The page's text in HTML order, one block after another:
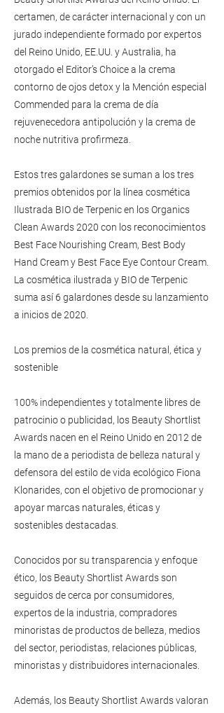
certamen, de carácter internacional y con un
jurado independiente formado por expertos
del Reino Unido, EE.UU. y Australia, ha
otorgado el Editor’s Choice a la crema
contorno de ojos detox y la Mención especial
Commended para la crema de día
rejuvenecedora antipolución y la crema de
noche nutritiva profirmeza.
Estos tres galardones se suman a los tres
premios obtenidos por la línea cosmética
Ilustrada BIO de Terpenic en los Organics
Clean Awards 2020 con los reconocimientos
Best Face Nourishing Cream, Best Body
Hand Cream y Best Face Eye Contour Cream.
La cosmética ilustrada y BIO de Terpenic
suma así 6 galardones desde su lanzamiento
a inicios de 2020.
Los premios de la cosmética natural, ética y
sostenible
100% independientes y totalmente libres de
patrocinio o publicidad, los Beauty Shortlist
Awards nacen en el Reino Unido en 2012 de
la mano de a periodista de belleza natural y
defensora del estilo de vida ecológico Fiona
Klonarides, con el objetivo de promocionar y
apoyar marcas naturales, éticas y
sostenibles destacadas.
Conocidos por su transparencia y enfoque
ético, los Beauty Shortlist Awards son
seguidos de cerca por consumidores,
expertos de la industria, compradores
minoristas de productos de belleza, medios
del sector, periodistas, relaciones públicas,
minoristas y distribuidores internacionales.
Además, los Beauty Shortlist Awards valoran